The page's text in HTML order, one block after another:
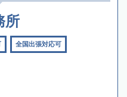
所
全国出張対応可